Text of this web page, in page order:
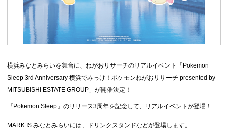
横浜みなとみらいを舞台に、ねがおリサーチのリアルイベント「Pokemon
Sleep 3rd Anniversary 横浜でみっけ！ポケモンねがおリサーチ presented by
MITSUBISHI ESTATE GROUP」が開催決定！
『Pokemon Sleep』のリリース3周年を記念して、リアルイベントが登場！
MARK IS みなとみらいには、ドリンクスタンドなどが登場します。